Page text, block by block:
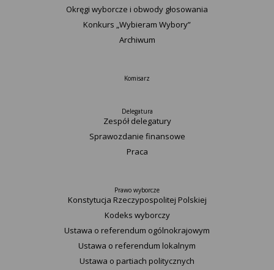
Okręgi wyborcze i obwody głosowania
Konkurs „Wybieram Wybory”
Archiwum
Komisarz
Delegatura
Zespół delegatury
Sprawozdanie finansowe
Praca
Prawo wyborcze
Konstytucja Rzeczypospolitej Polskiej​
Kodeks wyborczy
Ustawa o referendum ogólnokrajowym
Ustawa o referendum lokalnym
Ustawa o partiach politycznych